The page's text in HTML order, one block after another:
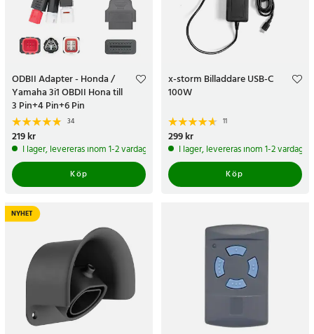
ODBII Adapter - Honda /
Yamaha 3i1 OBDII Hona till
3 Pin+4 Pin+6 Pin
34
Pris:219 kr
219 kr
I lager, levereras inom 1-2 vardagar
Köp
x-storm Billaddare USB-C
100W
11
Pris:299 kr
299 kr
I lager, levereras inom 1-2 vardagar
Köp
NYHET